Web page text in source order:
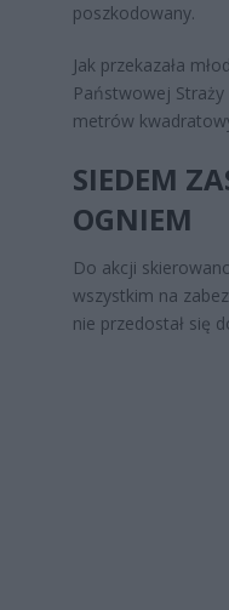
poszkodowany.
Jak przekazała
Państwowej
metrów
SIEDEM
OGNIEM
Do akcji
wszystkim na
nie przedostał się